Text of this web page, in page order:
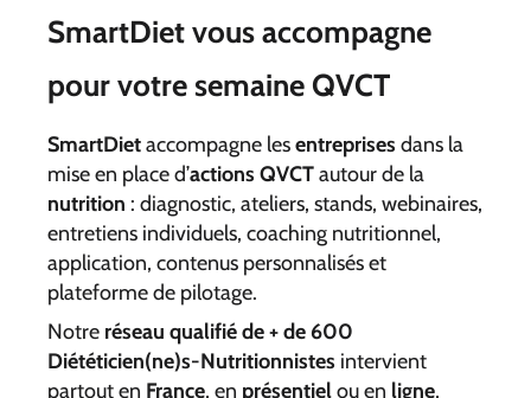
SmartDiet vous accompagne
pour votre semaine QVCT
SmartDietaccompagne lesentreprises dans la
mise en place d’actions QVCTautour de la
nutrition : diagnostic, ateliers, stands, webinaires,
entretiens individuels, coaching nutritionnel,
application, contenus personnalisés et
plateforme de pilotage.
Notre réseau qualifié de + de 600
Diététicien(ne)s-Nutritionnistes intervient
partout en France, en présentielou en ligne,